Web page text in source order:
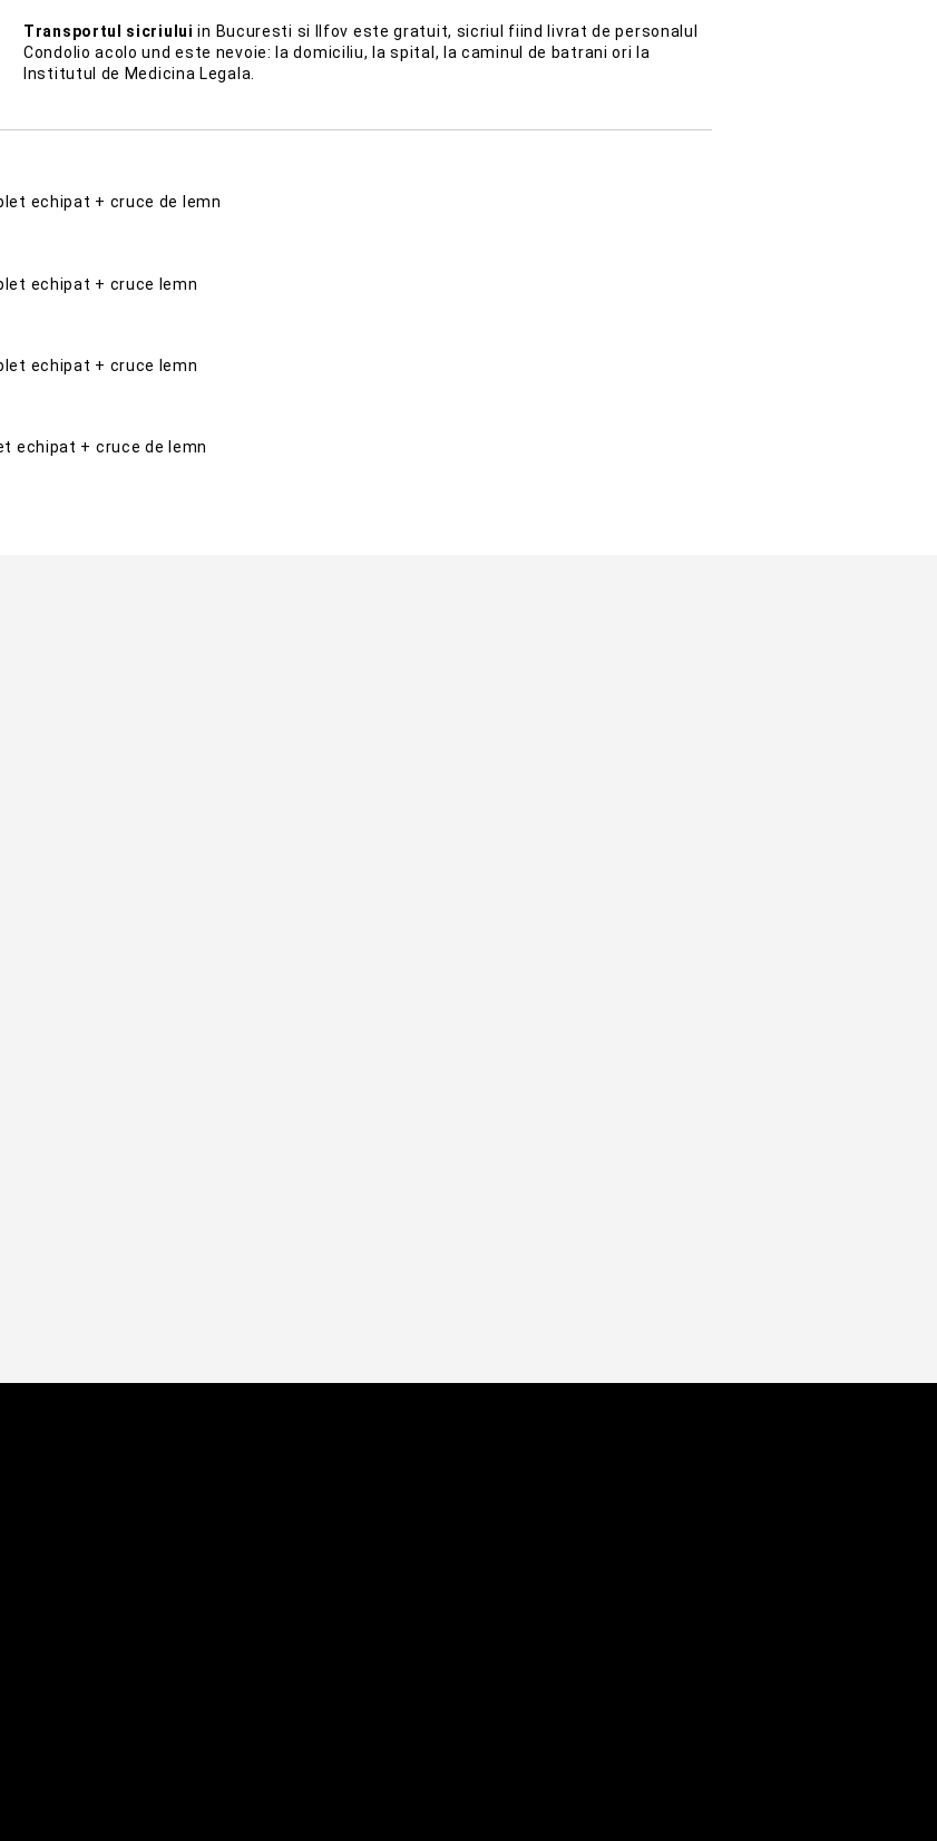
Transportul sicriului in Bucuresti si Ilfov este gratuit, sicriul fiind livrat de personalul
Condolio acolo und este nevoie: la domiciliu, la spital, la caminul de batrani ori la
Institutul de Medicina Legala.
echipat + cruce de lemn
echipat + cruce lemn
echipat + cruce lemn
echipat + cruce de lemn